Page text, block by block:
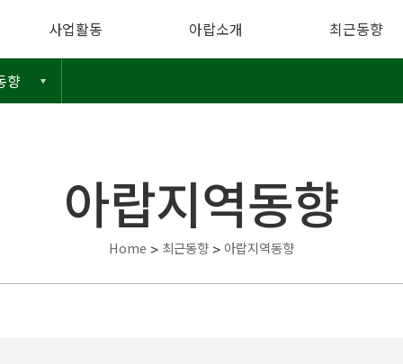
사업활동 아랍소개 최근동향
향
아랍지역동향
Home > 최근동향 > 아랍지역동향